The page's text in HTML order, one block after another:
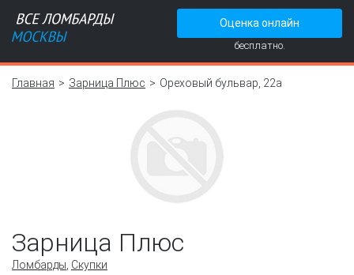
Оценка онлайн
бесплатно.
Главная Зарница Плюс Ореховый бульвар, 22а
Зарница Плюс
Ломбарды Скупки